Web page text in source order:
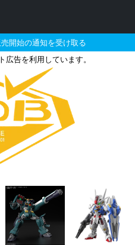
開始の通知を受け取る
告を利用しています。
ター（ガンダ